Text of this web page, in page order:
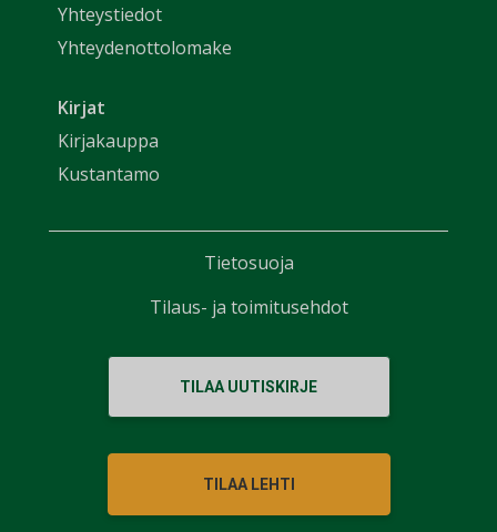
Yhteystiedot
Yhteydenottolomake
Kirjat
Kirjakauppa
Kustantamo
TILAA UUTISKIRJE
TILAA LEHTI
Tietosuoja
Tilaus- ja toimitusehdot